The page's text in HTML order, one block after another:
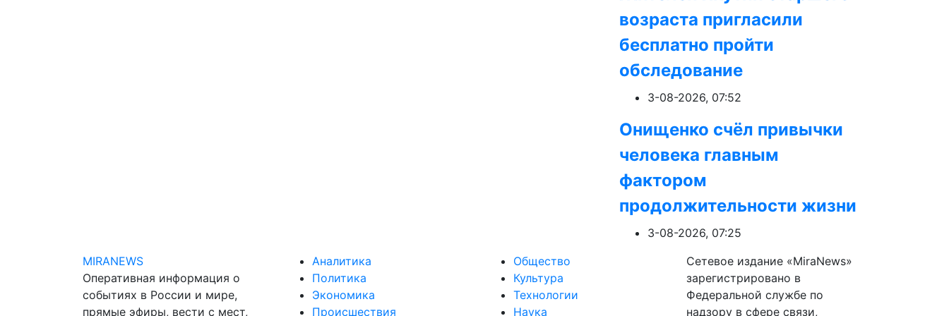
возраста пригласили
бесплатно пройти
обследование
3-08-2026, 07:52
Онищенко счёл привычки
человека главным
фактором
продолжительности жизни
3-08-2026, 07:25
MIRANEWS
Оперативная информация о
событиях в России и мире,
прямые эфиры, вести с мест,
Аналитика
Политика
Экономика
Происшествия
Общество
Культура
Технологии
Наука
Сетевое издание «MiraNews»
зарегистрировано в
Федеральной службе по
надзору в сфере связи,